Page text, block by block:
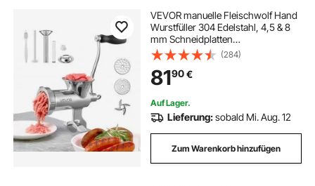
VEVOR manuelle Fleischwolf Hand
Wurstfüller 304 Edelstahl, 4,5 & 8
mm Schneidplatten
Handfleischwolf Fleischmaschine
mit Wurstrohr, geeignet für Fleisch
Schleifen Wurstfüllung Silber
(284)
8190€
Auf Lager.
Lieferung:sobald Mi. Aug. 12
Zum Warenkorb hinzufügen